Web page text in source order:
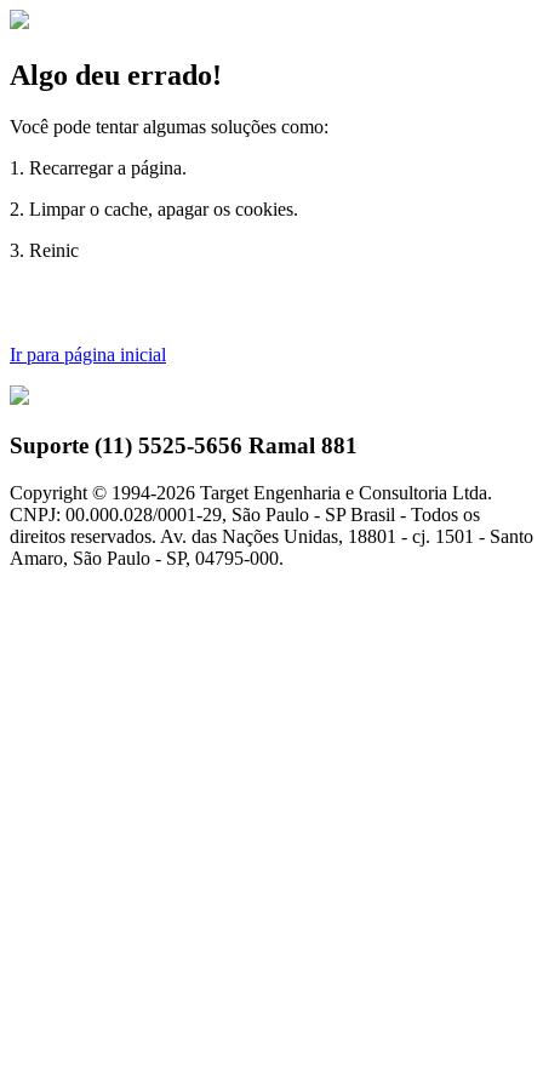
Algo deu errado!
Você pode tentar algumas soluções como:
1. Recarregar a página.
2. Limpar o cache, apagar os cookies.
3. Reinicia
Ir para página inicial
Suporte (11) 5525-5656 Ramal 881
Copyright © 1994-2026 Target Engenharia e Consultoria Ltda.
CNPJ: 00.000.028/0001-29, São Paulo - SP Brasil - Todos os
direitos reservados. Av. das Nações Unidas, 18801 - cj. 1501 - Santo
Amaro, São Paulo - SP, 04795-000.